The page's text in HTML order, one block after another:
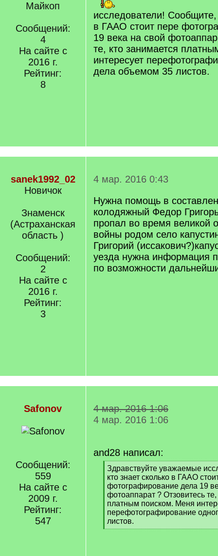
Майкоп
Сообщений:
4
На сайте с
2016 г.
Рейтинг:
8
исследователи! Сообщите,
в ГААО стоит пере
19 века на свой
те, кто занимается
интересует
дела объемом 35 листов.
sanek1992_02
Новичок
Знаменск
(Астраханская
область )
Сообщений:
2
На сайте с
2016 г.
Рейтинг:
3
4 мар. 2016 0:43
Нужна помощь в
колодяжный Федор
пропал во время великой
войны родом село
Григорий
уезда нужна информация
по возможности
Safonov
Сообщений:
559
На сайте с
2009 г.
Рейтинг:
547
4 мар. 2016 1:06
4 мар. 2016 1:06
and28 написал:
[
q
]
Здравствуйте уважаемые
кто знает сколько в ГААО
фотографирование дела 19
фотоаппарат ? Отзовитесь те,
платным поиском. Меня
перефотографирование
листов.
[